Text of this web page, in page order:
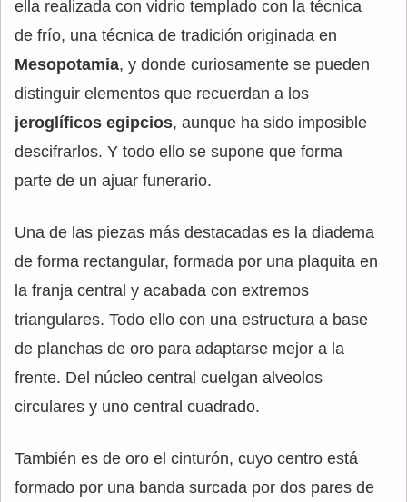
ella realizada con vidrio templado con la técnica
de frío, una técnica de tradición originada en
Mesopotamia, y donde curiosamente se pueden
distinguir elementos que recuerdan a los
jeroglíficos egipcios, aunque ha sido imposible
descifrarlos. Y todo ello se supone que forma
parte de un ajuar funerario.
Una de las piezas más destacadas es la diadema
de forma rectangular, formada por una plaquita en
la franja central y acabada con extremos
triangulares. Todo ello con una estructura a base
de planchas de oro para adaptarse mejor a la
frente. Del núcleo central cuelgan alveolos
circulares y uno central cuadrado.
También es de oro el cinturón, cuyo centro está
formado por una banda surcada por dos pares de